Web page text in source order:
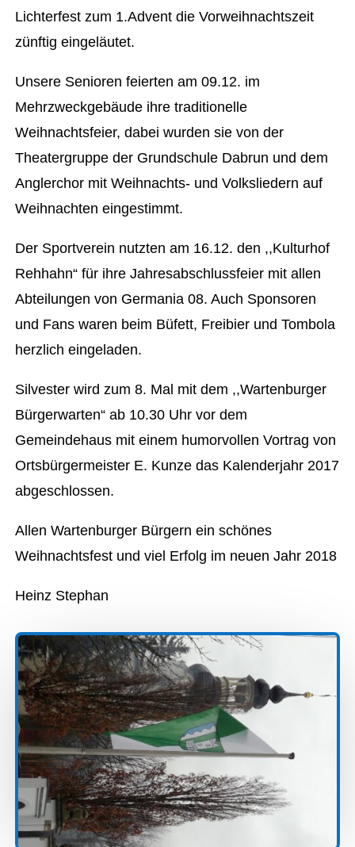
Lichterfest zum 1.Advent die Vorweihnachtszeit
zünftig eingeläutet.
Unsere Senioren feierten am 09.12. im
Mehrzweckgebäude ihre traditionelle
Weihnachtsfeier, dabei wurden sie von der
Theatergruppe der Grundschule Dabrun und dem
Anglerchor mit Weihnachts- und Volksliedern auf
Weihnachten eingestimmt.
Der Sportverein nutzten am 16.12. den ,,Kulturhof
Rehhahn“ für ihre Jahresabschlussfeier mit allen
Abteilungen von Germania 08. Auch Sponsoren
und Fans waren beim Büfett, Freibier und Tombola
herzlich eingeladen.
Silvester wird zum 8. Mal mit dem ,,Wartenburger
Bürgerwarten“ ab 10.30 Uhr vor dem
Gemeindehaus mit einem humorvollen Vortrag von
Ortsbürgermeister E. Kunze das Kalenderjahr 2017
abgeschlossen.
Allen Wartenburger Bürgern ein schönes
Weihnachtsfest und viel Erfolg im neuen Jahr 2018
Heinz Stephan